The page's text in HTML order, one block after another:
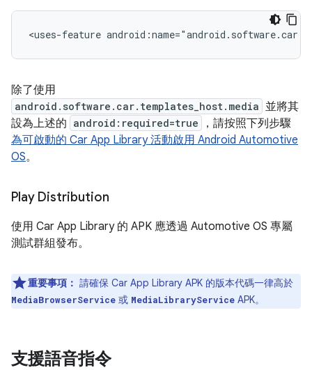
<uses-feature
除了使用
android.software.car.templates_host.media 並將其
設為上述的 android:required=true
，請按照下列步驟
為可啟動的 Car App Library 活動啟用 Android Automotive
OS。
Play Distribution
使用 Car App Library 的 APK 應透過 Automotive OS 專屬
測試群組發布。
重要事項： 請確保 Car App Library APK 的版本代碼一律高於
MediaBrowserService 或 MediaLibraryService APK。
支援語音指令